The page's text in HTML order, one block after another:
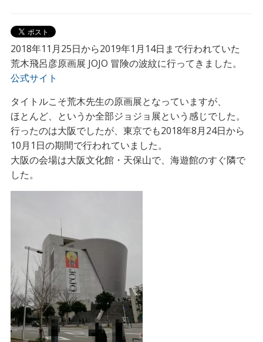
2018年11月25日から2019年1月14日まで行われていた
荒木飛呂彦原画展 JOJO 冒険の波紋に行ってきました。
公式サイト
タイトルこそ荒木先生の原画展となっていますが、
ほとんど、というか全部ジョジョ展という感じでした。
行ったのは大阪でしたが、東京でも2018年8月24日から
10月1日の期間で行われていました。
大阪の会場は大阪文化館・天保山で、海遊館のすぐ隣で
した。